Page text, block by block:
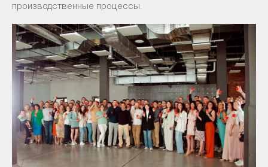
производственные процессы.